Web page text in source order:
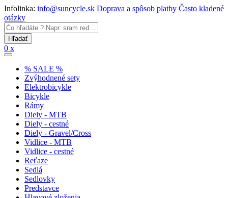
Infolinka: info@suncycle.sk Doprava a spôsob platby Často kladené
otázky
0 x
% SALE %
Zvýhodnené sety
Elektrobicykle
Bicykle
Rámy
Diely - MTB
Diely - cestné
Diely - Gravel/Cross
Vidlice - MTB
Vidlice - cestné
Reťaze
Sedlá
Sedlovky
Predstavce